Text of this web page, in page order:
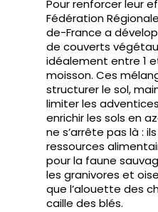
Pour renforcer leur
Fédération
de-France a
de couverts
idéalement entre 1
moisson. Ces
structurer le sol,
limiter les
enrichir les sols en
ne s’arrête pas là :
ressources
pour la faune
les granivores et
que l’alouette des
caille des blés.